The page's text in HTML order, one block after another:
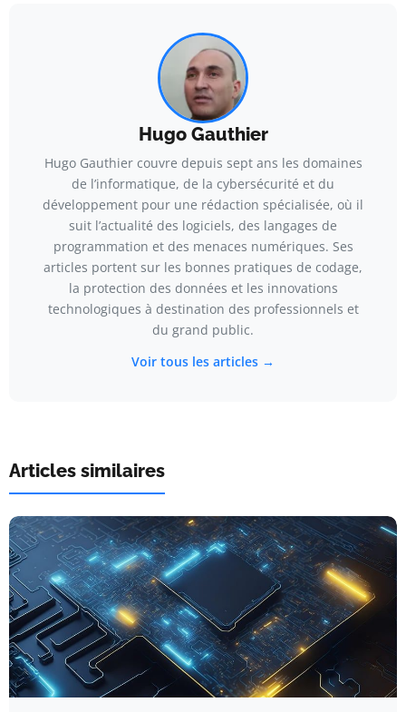
Hugo Gauthier
Hugo Gauthier couvre depuis sept ans les domaines
de l’informatique, de la cybersécurité et du
développement pour une rédaction spécialisée, où il
suit l’actualité des logiciels, des langages de
programmation et des menaces numériques. Ses
articles portent sur les bonnes pratiques de codage,
la protection des données et les innovations
technologiques à destination des professionnels et
du grand public.
Voir tous les articles →
Articles similaires